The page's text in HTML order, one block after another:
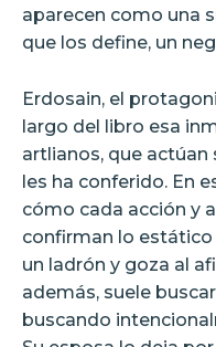
aparecen como una
que los define, un
Erdosain, el
largo del libro esa
artlianos, que actúan
les ha conferido. En
cómo cada acción y
confirman lo estático
un ladrón y goza al
además, suele
buscando